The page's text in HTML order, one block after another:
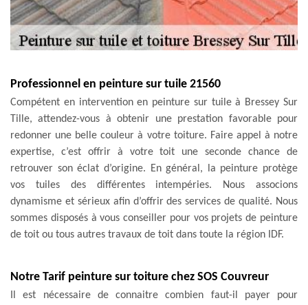
Professionnel en peinture sur tuile 21560
Compétent en intervention en peinture sur tuile à Bressey Sur
Tille, attendez-vous à obtenir une prestation favorable pour
redonner une belle couleur à votre toiture. Faire appel à notre
expertise, c’est offrir à votre toit une seconde chance de
retrouver son éclat d’origine. En général, la peinture protège
vos tuiles des différentes intempéries. Nous associons
dynamisme et sérieux afin d’offrir des services de qualité. Nous
sommes disposés à vous conseiller pour vos projets de peinture
de toit ou tous autres travaux de toit dans toute la région IDF.
Notre Tarif peinture sur toiture chez SOS Couvreur
Il est nécessaire de connaitre combien faut-il payer pour